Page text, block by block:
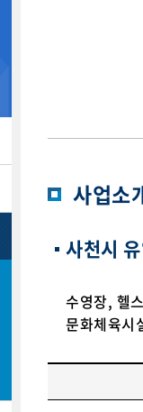
사업소
사천시
수영장, 헬
문화체육시